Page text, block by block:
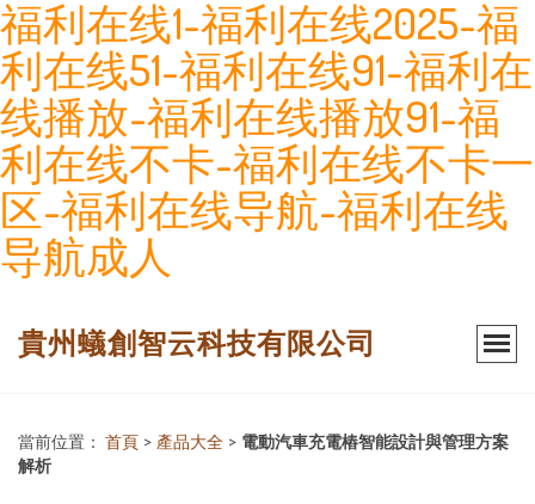
福利在线1-福利在线2025-福
利在线51-福利在线91-福利在
线播放-福利在线播放91-福
利在线不卡-福利在线不卡一
区-福利在线导航-福利在线
导航成人
貴州蟻創智云科技有限公司
當前位置： 首頁 > 產品大全 > 電動汽車充電樁智能設計與管理方案
解析